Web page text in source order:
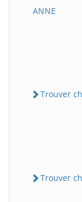
ANNE
Trouver
Trouver